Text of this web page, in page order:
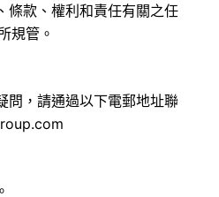
條款、權利和責任有關之任
規管。
問，請通過以下電郵地址聯